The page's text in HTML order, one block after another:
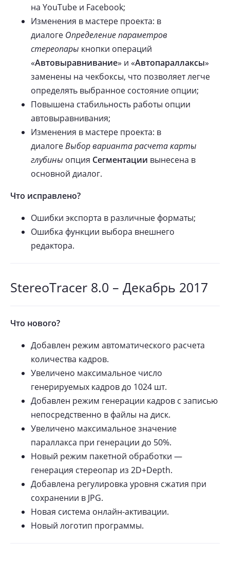
на YouTube и Facebook;
Изменения в мастере проекта: в
диалоге Определение параметров
стереопары кнопки операций
«Автовыравнивание» и «Автопараллаксы»
заменены на чекбоксы, что позволяет легче
определять выбранное состояние опции;
Повышена стабильность работы опции
автовыравнивания;
Изменения в мастере проекта: в
диалогеВыбор варианта расчета карты
глубины опция Сегментации вынесена в
основной диалог.
Что исправлено?
Ошибки экспорта в различные форматы;
Ошибка функции выбора внешнего
редактора.
StereoTracer 8.0 – Декабрь 2017
Что нового?
Добавлен режим автоматического расчета
количества кадров.
Увеличено максимальное число
генерируемых кадров до 1024 шт.
Добавлен режим генерации кадров с записью
непосредственно в файлы на диск.
Увеличено максимальное значение
параллакса при генерации до 50%.
Новый режим пакетной обработки —
генерация стереопар из 2D+Depth.
Добавлена регулировка уровня сжатия при
сохранении в JPG.
Новая система онлайн-активации.
Новый логотип программы.